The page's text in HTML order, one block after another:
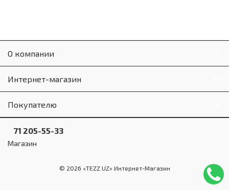
О компании
Интернет-магазин
Покупателю
71 205-55-33
Магазин
© 2026 «TEZZ.UZ» Интернет-Магазин